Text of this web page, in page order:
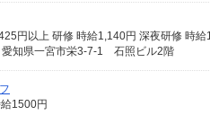
円以上 研修 時給1,140円 深夜研修
知県一宮市栄3-7-1 石照ビル2階
1500円